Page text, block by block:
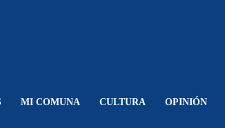
MI COMUNA CULTURA OPINIÓN